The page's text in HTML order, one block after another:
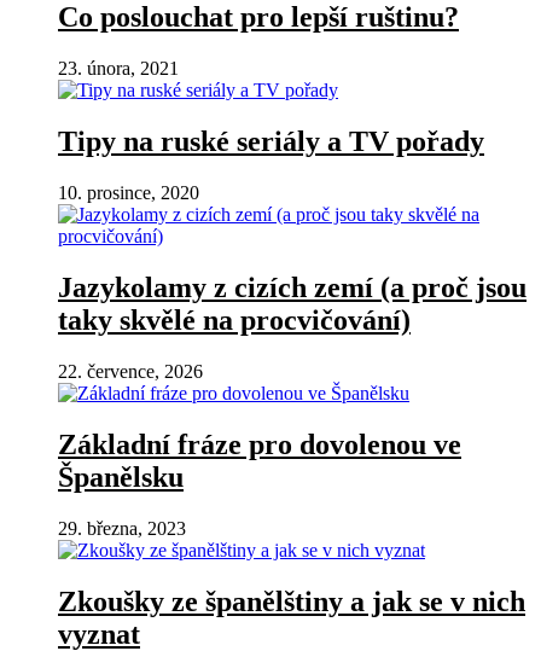
Co poslouchat pro lepší ruštinu?
23. února, 2021
Tipy na ruské seriály a TV pořady
10. prosince, 2020
Jazykolamy z cizích zemí (a proč jsou
taky skvělé na procvičování)
22. července, 2026
Základní fráze pro dovolenou ve
Španělsku
29. března, 2023
Zkoušky ze španělštiny a jak se v nich
vyznat